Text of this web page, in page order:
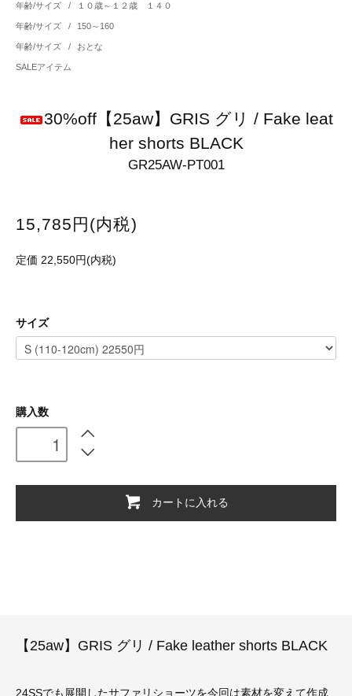
年齢/サイズ / １０歳～１２歳 １４０
年齢/サイズ / 150～160
年齢/サイズ / おとな
SALEアイテム
30%off【25aw】GRIS グリ / Fake leat
her shorts BLACK
GR25AW-PT001
15,785円(内税)
定価 22,550円(内税)
サイズ
購入数
カートに入れる
【25aw】GRIS グリ / Fake leather shorts BLACK
24SSでも展開したサファリショーツを今回は素材を変えて作成